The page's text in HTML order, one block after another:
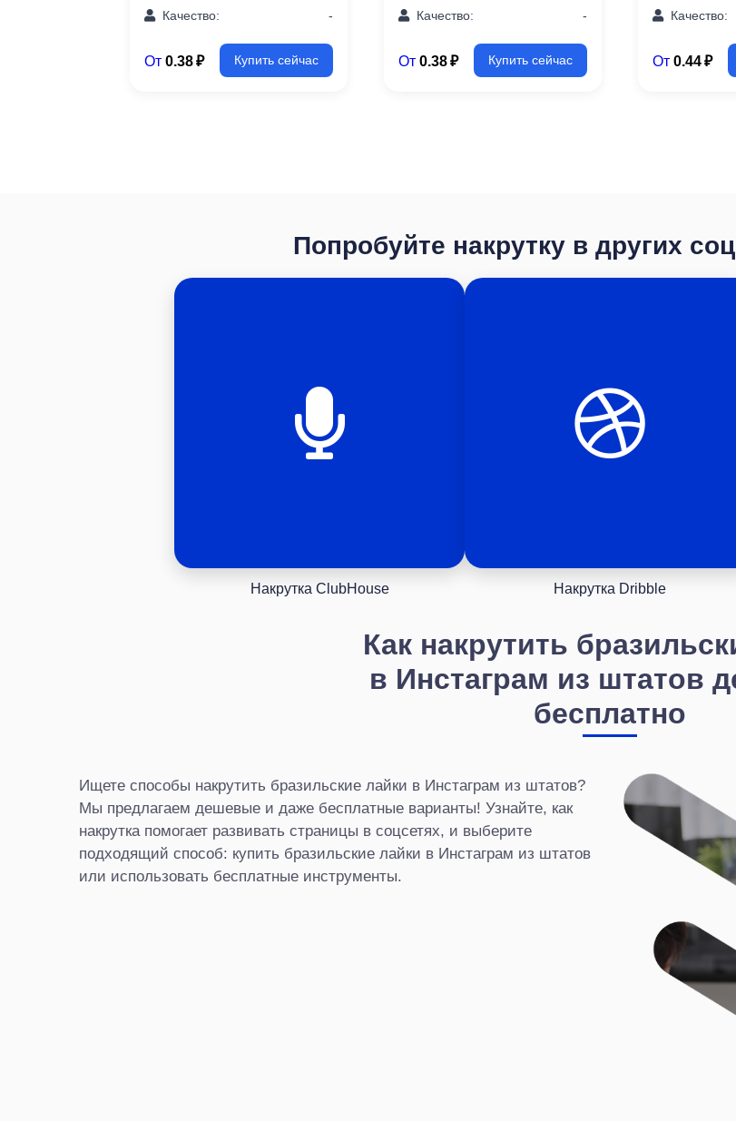
Качество:
-
От 0.38 ₽ Купить сейчас
Качество:
-
От 0.38 ₽ Купить сейчас
Качество:
От 0.44 ₽
Попробуйте накрутку в других
Накрутка ClubHouse Накрутка Dribble
Как накрутить
в Инстаграм из штатов
бесплатно
Ищете способы накрутить бразильские лайки в Инстаграм из штатов?
Мы предлагаем дешевые и даже бесплатные варианты! Узнайте, как
накрутка помогает развивать страницы в соцсетях, и выберите
подходящий способ: купить бразильские лайки в Инстаграм из штатов
или использовать бесплатные инструменты.